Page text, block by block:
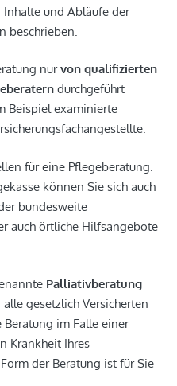
und Abläufe der
beschrieben.
nurvon qualifizierten
durchgeführt
Beispiel examinierte
für eine Pflegeberatung.
können Sie sich auch
bundesweite
auch örtliche Hilfsangebote
Palliativberatung
alle gesetzlich Versicherten
im Falle einer
Krankheit Ihres
der Beratung ist für Sie